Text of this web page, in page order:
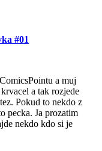
#01
a muj
a tak rozjede
Pokud to nekdo z
pecka. Ja prozatim
nekdo kdo si je